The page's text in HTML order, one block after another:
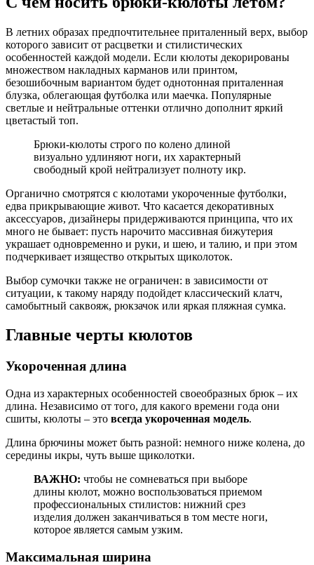
В летних образах предпочтительнее приталенный верх, выбор
которого зависит от расцветки и стилистических
особенностей каждой модели. Если кюлоты декорированы
множеством накладных карманов или принтом,
безошибочным вариантом будет однотонная приталенная
блузка, облегающая футболка или маечка. Популярные
светлые и нейтральные оттенки отлично дополнит яркий
цветастый топ.
Брюки-кюлоты строго по колено длиной
визуально удлиняют ноги, их характерный
свободный крой нейтрализует полноту икр.
Органично смотрятся с кюлотами укороченные футболки,
едва прикрывающие живот. Что касается декоративных
аксессуаров, дизайнеры придерживаются принципа, что их
много не бывает: пусть нарочито массивная бижутерия
украшает одновременно и руки, и шею, и талию, и при этом
подчеркивает изящество открытых щиколоток.
Выбор сумочки также не ограничен: в зависимости от
ситуации, к такому наряду подойдет классический клатч,
самобытный саквояж, рюкзачок или яркая пляжная сумка.
Главные черты кюлотов
Укороченная длина
Одна из характерных особенностей своеобразных брюк – их
длина. Независимо от того, для какого времени года они
сшиты, кюлоты – это всегда укороченная модель.
Длина брючины может быть разной: немного ниже колена, до
середины икры, чуть выше щиколотки.
ВАЖНО: чтобы не сомневаться при выборе
длины кюлот, можно воспользоваться приемом
профессиональных стилистов: нижний срез
изделия должен заканчиваться в том месте ноги,
которое является самым узким.
Максимальная ширина